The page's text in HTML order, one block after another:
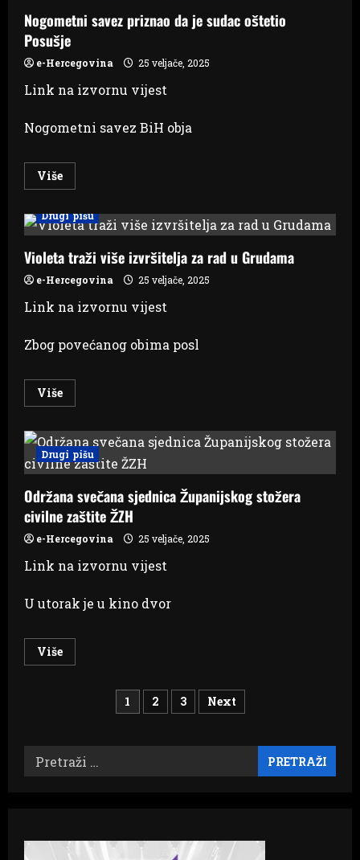
Nogometni savez priznao da je sudac oštetio
Posušje
e-Hercegovina 25 veljače, 2025
Link na izvornu vijest
Nogometni savez BiH obja
VišeRead
more
savez
priznao
je
sudac
oštetio
Posušje
Drugi pišu
Violeta traži više izvršitelja za rad u Grudama
e-Hercegovina 25 veljače, 2025
Link na izvornu vijest
Zbog povećanog obima posl
VišeRead
more
traži
više
izvršitelja
za
u
Grudama
Drugi pišu
Održana svečana sjednica Županijskog stožera
civilne zaštite ŽZH
e-Hercegovina 25 veljače, 2025
Link na izvornu vijest
U utorak je u kino dvor
VišeRead
more
Županijskog
ŽZH
Brojevi
stranica
objava
1 2 3 Next
Pretraži: